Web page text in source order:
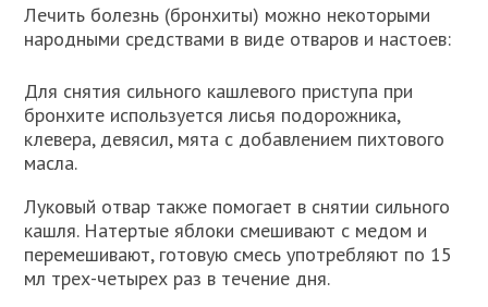
Лечить болезнь (бронхиты) можно некоторыми
народными средствами в виде отваров и настоев:
Для снятия сильного кашлевого приступа при
бронхите используется лисья подорожника,
клевера, девясил, мята с добавлением пихтового
масла.
Луковый отвар также помогает в снятии сильного
кашля. Натертые яблоки смешивают с медом и
перемешивают, готовую смесь употребляют по 15
мл трех-четырех раз в течение дня.